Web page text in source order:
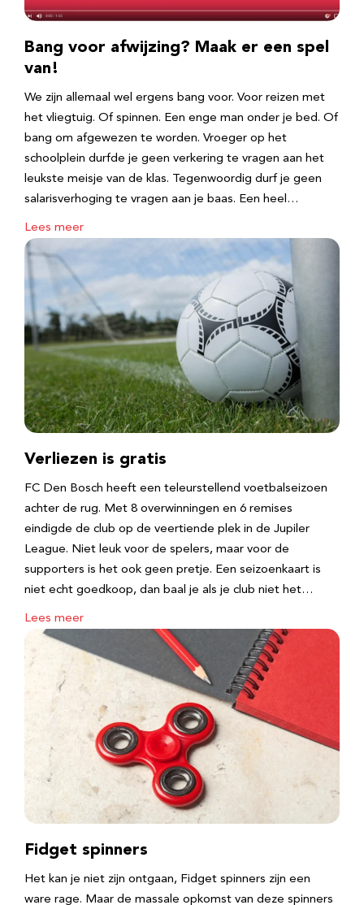
Bang voor afwijzing? Maak er een spel
van!
We zijn allemaal wel ergens bang voor. Voor reizen met
het vliegtuig. Of spinnen. Een enge man onder je bed. Of
bang om afgewezen te worden. Vroeger op het
schoolplein durfde je geen verkering te vragen aan het
leukste meisje van de klas. Tegenwoordig durf je geen
salarisverhoging te vragen aan je baas. Een heel…
Lees meer
Verliezen is gratis
FC Den Bosch heeft een teleurstellend voetbalseizoen
achter de rug. Met 8 overwinningen en 6 remises
eindigde de club op de veertiende plek in de Jupiler
League. Niet leuk voor de spelers, maar voor de
supporters is het ook geen pretje. Een seizoenkaart is
niet echt goedkoop, dan baal je als je club niet het…
Lees meer
Fidget spinners
Het kan je niet zijn ontgaan, Fidget spinners zijn een
ware rage. Maar de massale opkomst van deze spinners